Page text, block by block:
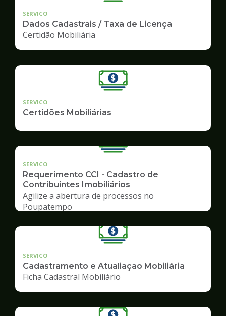
SERVICO
Dados Cadastrais / Taxa de Licença
Certidão Mobiliária
SERVICO
Certidões Mobiliárias
SERVICO
Requerimento CCI - Cadastro de
Contribuintes Imobiliários
Agilize a abertura de processos no
Poupatempo
SERVICO
Cadastramento e Atualiação Mobiliária
Ficha Cadastral Mobiliário